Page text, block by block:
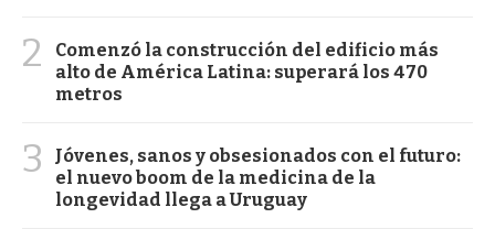
2
Comenzó la construcción del edificio más
alto de América Latina: superará los 470
metros
3
Jóvenes, sanos y obsesionados con el futuro:
el nuevo boom de la medicina de la
longevidad llega a Uruguay